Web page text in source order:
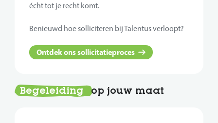
écht tot je recht komt.
Benieuwd hoe solliciteren bij Talentus verloopt?
Ontdek ons sollicitatieproces
Begeleiding op jouw maat